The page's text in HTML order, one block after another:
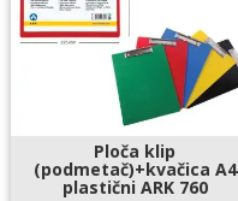
Ploča klip
(podmetač)+kvačica A4
plastični ARK 760